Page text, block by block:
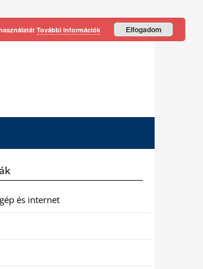
és internet
További információk Elfogadom